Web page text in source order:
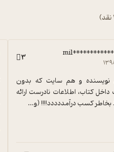
۲۳ 3
کسب درآمددددد!!!! (و...